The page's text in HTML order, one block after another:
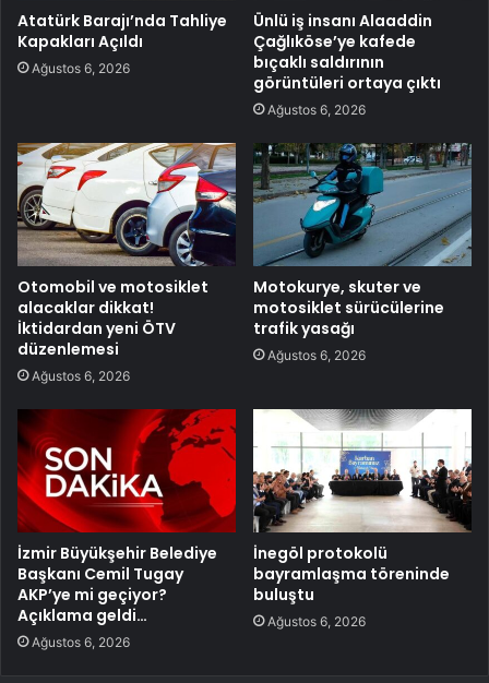
Atatürk Barajı’nda Tahliye
Kapakları Açıldı
Ağustos 6, 2026
Ünlü iş insanı Alaaddin
Çağlıköse’ye kafede
bıçaklı saldırının
görüntüleri ortaya çıktı
Ağustos 6, 2026
Otomobil ve motosiklet
alacaklar dikkat!
İktidardan yeni ÖTV
düzenlemesi
Ağustos 6, 2026
Motokurye, skuter ve
motosiklet sürücülerine
trafik yasağı
Ağustos 6, 2026
İzmir Büyükşehir Belediye
Başkanı Cemil Tugay
AKP’ye mi geçiyor?
Açıklama geldi…
Ağustos 6, 2026
İnegöl protokolü
bayramlaşma töreninde
buluştu
Ağustos 6, 2026